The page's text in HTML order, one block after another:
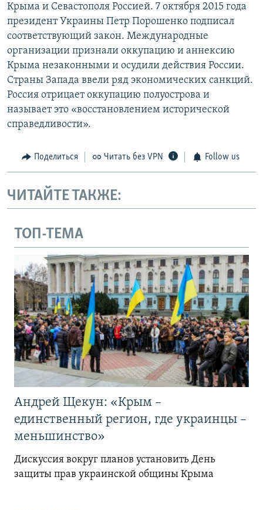
Крыма и Севастополя Россией. 7 октября 2015 года
президент Украины Петр Порошенко подписал
соответствующий закон. Международные
организации признали оккупацию и аннексию
Крыма незаконными и осудили действия России.
Страны Запада ввели ряд экономических санкций.
Россия отрицает оккупацию полуострова и
называет это «восстановлением исторической
справедливости».
Поделиться Читать без VPN Follow us
ЧИТАЙТЕ ТАКЖЕ:
ТОП-ТЕМА
Андрей Щекун: «Крым –
единственный регион, где украинцы –
меньшинство»
Дискуссия вокруг планов установить День
защиты прав украинской общины Крыма